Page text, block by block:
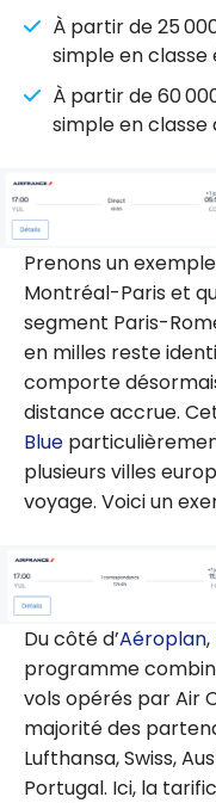
À partir de 25
simple en classe
À partir de 60
simple en classe
Prenons un
Montréal-Paris et
segment Paris-
en milles reste
comporte
distance accrue.
Blue
plusieurs villes
voyage. Voici un
Du côté d’Aéroplan,
programme
vols opérés par Air
majorité des
Lufthansa, Swiss,
Portugal. Ici, la